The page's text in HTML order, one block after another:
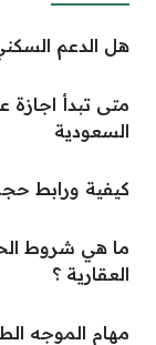
هل الدعم
السعودية
كيفية ورابط
ما هي شروط
العقارية ؟
مهام الموجه